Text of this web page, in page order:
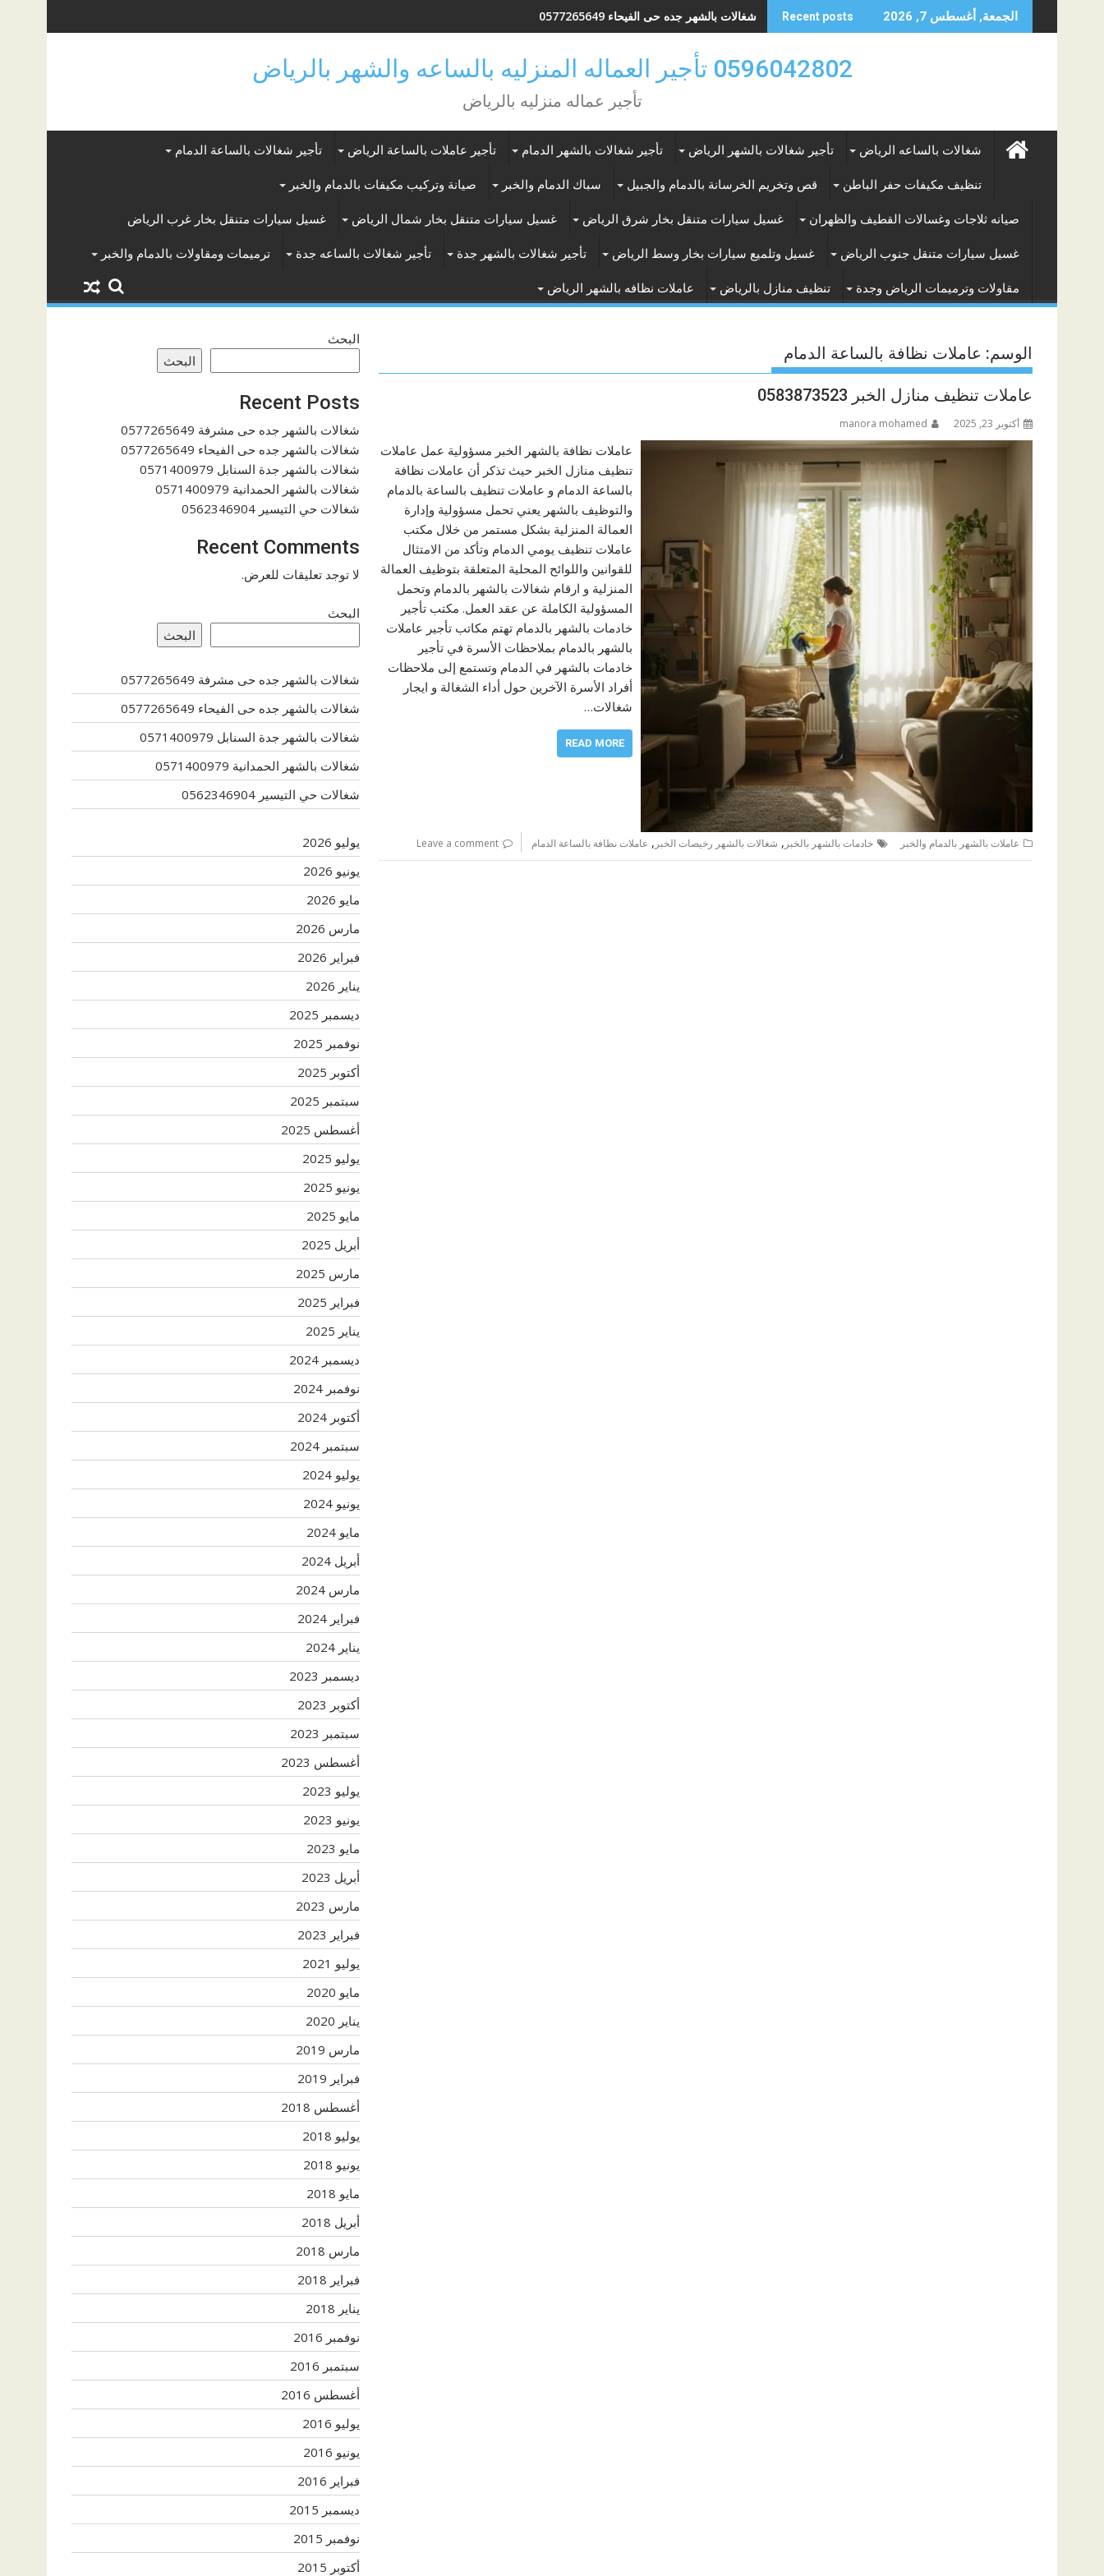
to
الجمعة, أغسطس 7, 2026 Recent posts شغالات بالشهر جده حى الفيحاء 0577265649
0596042802 تأجير العماله المنزليه بالساعه والشهر بالرياض
تأجير عماله منزليه بالرياض
شغالات بالساعه الرياض تأجير شغالات بالشهر الرياض تأجير شغالات بالشهر الدمام تأجير عاملات بالساعة الرياض تأجير شغالات بالساعة الدمام
تنظيف مكيفات حفر الباطن قص وتخريم الخرسانة بالدمام والجبيل سباك الدمام والخبر صيانة وتركيب مكيفات بالدمام والخبر
صيانه ثلاجات وغسالات القطيف والظهران غسيل سيارات متنقل بخار شرق الرياض غسيل سيارات متنقل بخار شمال الرياض غسيل سيارات متنقل بخار غرب الرياض
غسيل سيارات متنقل جنوب الرياض غسيل وتلميع سيارات بخار وسط الرياض تأجير شغالات بالشهر جدة تأجير شغالات بالساعه جدة ترميمات ومقاولات بالدمام والخبر
مقاولات وترميمات الرياض وجدة تنظيف منازل بالرياض عاملات نظافه بالشهر الرياض
الوسم: عاملات نظافة بالساعة الدمام
عاملات تنظيف منازل الخبر 0583873523
أكتوبر 23, 2025 manora mohamed
عاملات نظافة بالشهر الخبر مسؤولية عمل عاملات
تنظيف منازل الخبر حيث تذكر أن عاملات نظافة
بالساعة الدمام و عاملات تنظيف بالساعة بالدمام
والتوظيف بالشهر يعني تحمل مسؤولية وإدارة
العمالة المنزلية بشكل مستمر من خلال مكتب
عاملات تنظيف يومي الدمام وتأكد من الامتثال
للقوانين واللوائح المحلية المتعلقة بتوظيف العمالة
المنزلية و ارقام شغالات بالشهر بالدمام وتحمل
المسؤولية الكاملة عن عقد العمل. مكتب تأجير
خادمات بالشهر بالدمام تهتم مكاتب تأجير عاملات
بالشهر بالدمام بملاحظات الأسرة في تأجير
خادمات بالشهر في الدمام وتستمع إلى ملاحظات
أفراد الأسرة الآخرين حول أداء الشغالة و ايجار
شغالات…
READ MORE
عاملات بالشهر بالدمام والخبر خادمات بالشهر بالخبر , شغالات بالشهر رخيصات الخبر , عاملات نظافة بالساعة الدمام Leave a comment
البحث
البحث
Recent Posts
شغالات بالشهر جده حى مشرفة 0577265649
شغالات بالشهر جده حى الفيحاء 0577265649
شغالات بالشهر جدة السنابل 0571400979
شغالات بالشهر الحمدانية 0571400979
شغالات حي التيسير 0562346904
Recent Comments
لا توجد تعليقات للعرض.
البحث
البحث
شغالات بالشهر جده حى مشرفة 0577265649
شغالات بالشهر جده حى الفيحاء 0577265649
شغالات بالشهر جدة السنابل 0571400979
شغالات بالشهر الحمدانية 0571400979
شغالات حي التيسير 0562346904
يوليو 2026
يونيو 2026
مايو 2026
مارس 2026
فبراير 2026
يناير 2026
ديسمبر 2025
نوفمبر 2025
أكتوبر 2025
سبتمبر 2025
أغسطس 2025
يوليو 2025
يونيو 2025
مايو 2025
أبريل 2025
مارس 2025
فبراير 2025
يناير 2025
ديسمبر 2024
نوفمبر 2024
أكتوبر 2024
سبتمبر 2024
يوليو 2024
يونيو 2024
مايو 2024
أبريل 2024
مارس 2024
فبراير 2024
يناير 2024
ديسمبر 2023
أكتوبر 2023
سبتمبر 2023
أغسطس 2023
يوليو 2023
يونيو 2023
مايو 2023
أبريل 2023
مارس 2023
فبراير 2023
يوليو 2021
مايو 2020
يناير 2020
مارس 2019
فبراير 2019
أغسطس 2018
يوليو 2018
يونيو 2018
مايو 2018
أبريل 2018
مارس 2018
فبراير 2018
يناير 2018
نوفمبر 2016
سبتمبر 2016
أغسطس 2016
يوليو 2016
يونيو 2016
فبراير 2016
ديسمبر 2015
نوفمبر 2015
أكتوبر 2015